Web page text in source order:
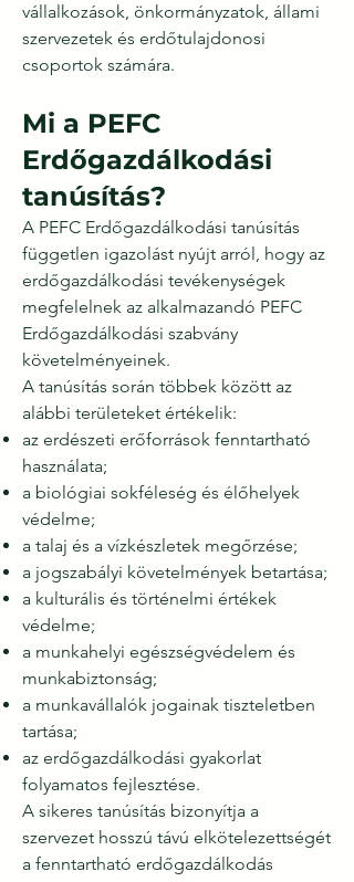
vállalkozások, önkormányzatok, állami
szervezetek és erdőtulajdonosi
csoportok számára.
Mi a PEFC
Erdőgazdálkodási
tanúsítás?
A PEFC Erdőgazdálkodási tanúsítás
független igazolást nyújt arról, hogy az
erdőgazdálkodási tevékenységek
megfelelnek az alkalmazandó PEFC
Erdőgazdálkodási szabvány
követelményeinek.
A tanúsítás során többek között az
alábbi területeket értékelik:
az erdészeti erőforrások fenntartható
használata;
a biológiai sokféleség és élőhelyek
védelme;
a talaj és a vízkészletek megőrzése;
a jogszabályi követelmények betartása;
a kulturális és történelmi értékek
védelme;
a munkahelyi egészségvédelem és
munkabiztonság;
a munkavállalók jogainak tiszteletben
tartása;
az erdőgazdálkodási gyakorlat
folyamatos fejlesztése.
A sikeres tanúsítás bizonyítja a
szervezet hosszú távú elkötelezettségét
a fenntartható erdőgazdálkodás